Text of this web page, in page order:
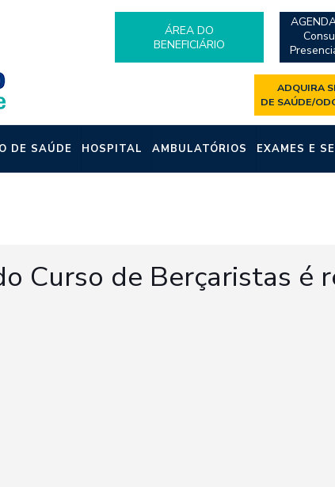
ÁREA DO
BENEFICIÁRIO
ADQUIRA
DE SAÚDE/
DE SAÚDE HOSPITAL AMBULATÓRIOS EXAMES E
Curso de Berçaristas é